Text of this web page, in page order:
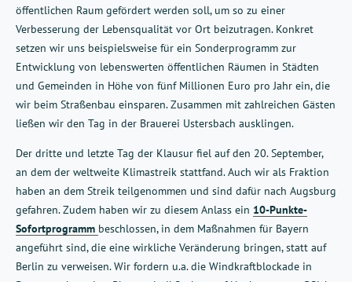
öffentlichen Raum gefördert werden soll, um so zu einer
Verbesserung der Lebensqualität vor Ort beizutragen. Konkret
setzen wir uns beispielsweise für ein Sonderprogramm zur
Entwicklung von lebenswerten öffentlichen Räumen in Städten
und Gemeinden in Höhe von fünf Millionen Euro pro Jahr ein, die
wir beim Straßenbau einsparen. Zusammen mit zahlreichen Gästen
ließen wir den Tag in der Brauerei Ustersbach ausklingen.
Der dritte und letzte Tag der Klausur fiel auf den 20. September,
an dem der weltweite Klimastreik stattfand. Auch wir als Fraktion
haben an dem Streik teilgenommen und sind dafür nach Augsburg
gefahren. Zudem haben wir zu diesem Anlass ein 10-Punkte-
Sofortprogramm beschlossen, in dem Maßnahmen für Bayern
angeführt sind, die eine wirkliche Veränderung bringen, statt auf
Berlin zu verweisen. Wir fordern u.a. die Windkraftblockade in